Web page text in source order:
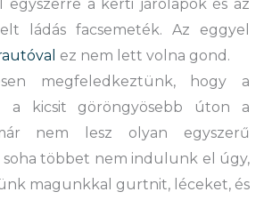
a kerti járólapok és az
ládás facsemeték. Az eggyel
ez nem lett volna gond.
megfeledkeztünk, hogy a
a kicsit göröngyösebb úton a
nem lesz olyan egyszerű
soha többet nem indulunk el úgy,
magunkkal gurtnit, léceket, és